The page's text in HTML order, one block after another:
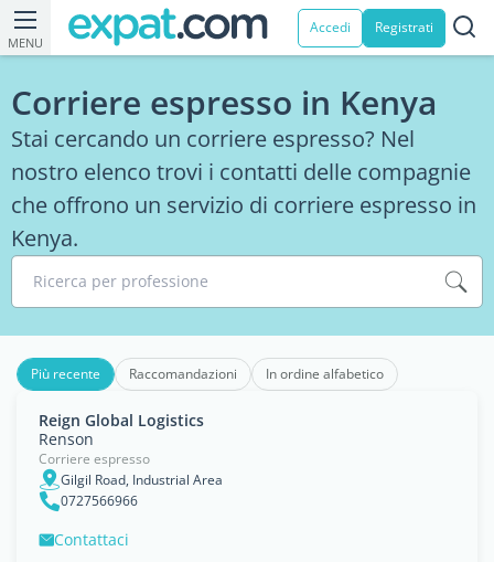
MENU
Accedi Registrati
Corriere espresso in Kenya
Stai cercando un corriere espresso? Nel
nostro elenco trovi i contatti delle compagnie
che offrono un servizio di corriere espresso in
Kenya.
Ricerca per professione
Più recente Raccomandazioni In ordine alfabetico
Reign Global Logistics
Renson
Corriere espresso
Gilgil Road, Industrial Area
0727566966
Contattaci